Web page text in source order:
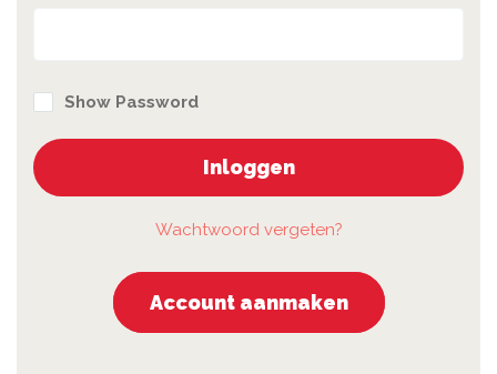
Show Password
Inloggen
Wachtwoord vergeten?
Account aanmaken